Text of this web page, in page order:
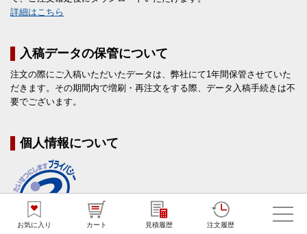
お気に入り カート 見積履歴 注文履歴
詳細はこちら
入稿データの保管について
注文の際にご入稿いただいたデータは、弊社にて1年間保管させていた
だきます。その期間内で増刷・再注文をする際、データ入稿手続きは不
要でございます。
個人情報について